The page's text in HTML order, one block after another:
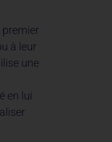
premier
à leur
une
en lui